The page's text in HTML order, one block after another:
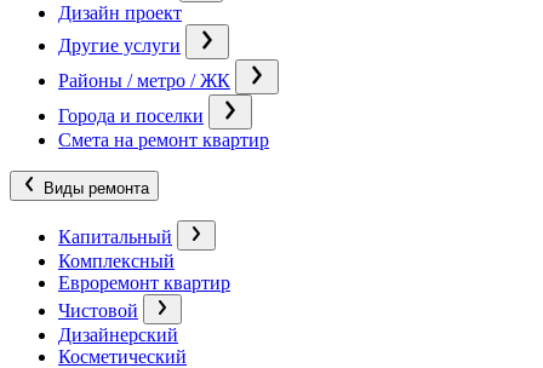
Дизайн проект
Другие услуги
Районы / метро / ЖК
Города и поселки
Смета на ремонт квартир
Виды ремонта
Капитальный
Комплексный
Евроремонт квартир
Чистовой
Дизайнерский
Косметический